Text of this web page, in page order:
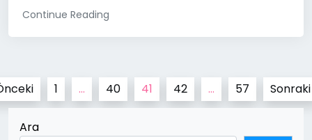
Continue Reading
Yazı
sayfalaması
1 … 40 41 42 … 57 Sonraki
Ara